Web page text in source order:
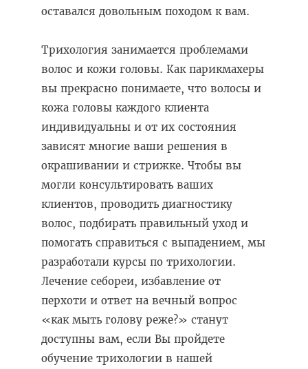
оставался довольным походом к вам.
Трихология занимается проблемами
волос и кожи головы. Как парикмахеры
вы прекрасно понимаете, что волосы и
кожа головы каждого клиента
индивидуальны и от их состояния
зависят многие ваши решения в
окрашивании и стрижке. Чтобы вы
могли консультировать ваших
клиентов, проводить диагностику
волос, подбирать правильный уход и
помогать справиться с выпадением, мы
разработали курсы по трихологии.
Лечение себореи, избавление от
перхоти и ответ на вечный вопрос
«как мыть голову реже?» станут
доступны вам, если Вы пройдете
обучение трихологии в нашей